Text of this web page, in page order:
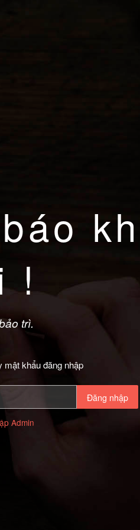
!
trì.
mật khẩu đăng nhập
Đăng nhập
Admin